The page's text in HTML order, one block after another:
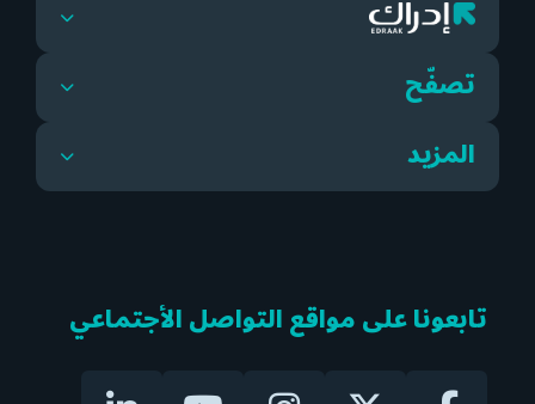
تصفّح
المزيد
تابعونا على مواقع التواصل الأجتماعي